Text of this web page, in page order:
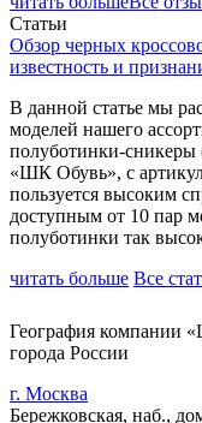
Статьи
Обзор черных
известность и
В данной статье мы
моделей нашего
полуботинки-
«ШК Обувь», с
пользуется высоким
доступным от 10 пар
полуботинки так
читать больше Все
География компании
города России
г. Москва
Бережковская, наб.,